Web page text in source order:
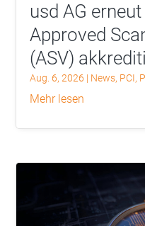
usd AG
Approved
(ASV)
Aug. 6, 2026 | News, PCI,
mehr lesen